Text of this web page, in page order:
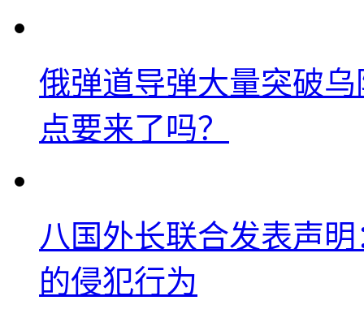
俄弹道导弹大量突破
点要来了吗？
八国外长联合发表声
的侵犯行为